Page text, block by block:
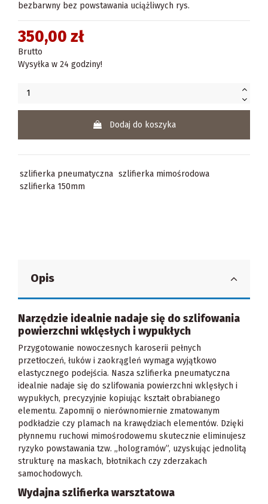
bezbarwny bez powstawania uciążliwych rys.
350,00 zł
Brutto
Wysyłka w 24 godziny!
Dodaj do koszyka
szlifierka pneumatyczna szlifierka mimośrodowa
szlifierka 150mm
Opis
Narzędzie idealnie nadaje się do szlifowania
powierzchni wklęsłych i wypukłych
Przygotowanie nowoczesnych karoserii pełnych
przetłoczeń, łuków i zaokrągleń wymaga wyjątkowo
elastycznego podejścia. Nasza szlifierka pneumatyczna
idealnie nadaje się do szlifowania powierzchni wklęsłych i
wypukłych, precyzyjnie kopiując kształt obrabianego
elementu. Zapomnij o nierównomiernie zmatowanym
podkładzie czy plamach na krawędziach elementów. Dzięki
płynnemu ruchowi mimośrodowemu skutecznie eliminujesz
ryzyko powstawania tzw. „hologramów”, uzyskując jednolitą
strukturę na maskach, błotnikach czy zderzakach
samochodowych.
Wydajna szlifierka warsztatowa